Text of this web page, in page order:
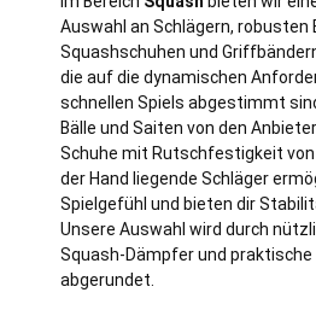
Auswahl an Schlägern, robusten
Squashschuhen und
die auf die dynamischen
schnellen Spiels abgestimmt
Bälle und Saiten von den
Schuhe mit Rutschfestigkeit
der Hand liegende Schläger
Spielgefühl und bieten dir
Unsere Auswahl wird durch
Squash-Dämpfer und praktische
abgerundet.